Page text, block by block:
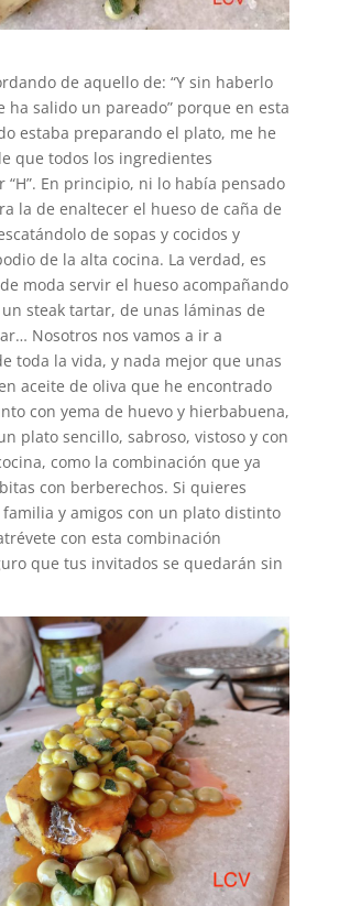
de aquello de: “Y sin haberlo
ha salido un pareado” porque en esta
estaba preparando el plato, me he
que todos los ingredientes
“H”. En principio, ni lo había pensado
la de enaltecer el hueso de caña de
de sopas y cocidos y
de la alta cocina. La verdad, es
moda servir el hueso acompañando
steak tartar, de unas láminas de
Nosotros nos vamos a ir a
toda la vida, y nada mejor que unas
aceite de oliva que he encontrado
con yema de huevo y hierbabuena,
plato sencillo, sabroso, vistoso y con
como la combinación que ya
con berberechos. Si quieres
y amigos con un plato distinto
con esta combinación
que tus invitados se quedarán sin